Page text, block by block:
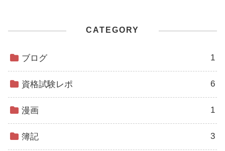
CATEGORY
ブログ 1
資格試験レポ 6
漫画 1
簿記 3